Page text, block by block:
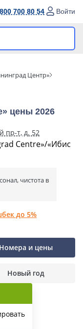
700 80 54 Войти
Центр»
цены 2026
пр-т, д. 52
чистота в
до 5%
Номера и цены
Новый год